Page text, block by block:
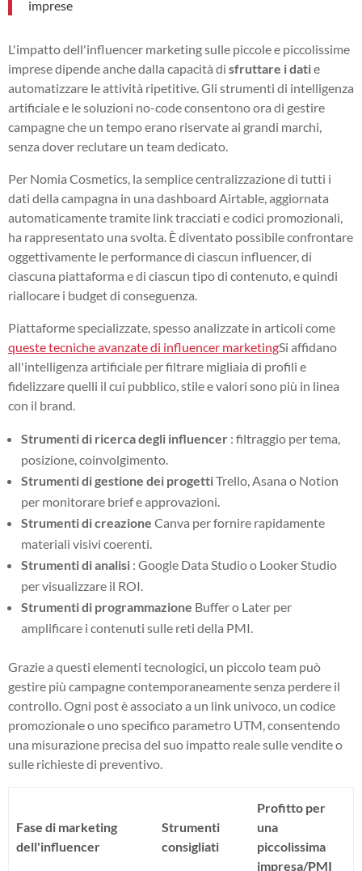
imprese
L'impatto dell'influencer marketing sulle piccole e piccolissime
imprese dipende anche dalla capacità di sfruttare i datie
automatizzare le attività ripetitive. Gli strumenti di intelligenza
artificiale e le soluzioni no-code consentono ora di gestire
campagne che un tempo erano riservate ai grandi marchi,
senza dover reclutare un team dedicato.
Per Nomia Cosmetics, la semplice centralizzazione di tutti i
dati della campagna in una dashboard Airtable, aggiornata
automaticamente tramite link tracciati e codici promozionali,
ha rappresentato una svolta. È diventato possibile confrontare
oggettivamente le performance di ciascun influencer, di
ciascuna piattaforma e di ciascun tipo di contenuto, e quindi
riallocare i budget di conseguenza.
Piattaforme specializzate, spesso analizzate in articoli come
queste tecniche avanzate di influencer marketingSi affidano
all'intelligenza artificiale per filtrare migliaia di profili e
fidelizzare quelli il cui pubblico, stile e valori sono più in linea
con il brand.
Strumenti di ricerca degli influencer : filtraggio per tema,
posizione, coinvolgimento.
Strumenti di gestione dei progettiTrello, Asana o Notion
per monitorare brief e approvazioni.
Strumenti di creazione Canva per fornire rapidamente
materiali visivi coerenti.
Strumenti di analisi : Google Data Studio o Looker Studio
per visualizzare il ROI.
Strumenti di programmazione Buffer o Later per
amplificare i contenuti sulle reti della PMI.
Grazie a questi elementi tecnologici, un piccolo team può
gestire più campagne contemporaneamente senza perdere il
controllo. Ogni post è associato a un link univoco, un codice
promozionale o uno specifico parametro UTM, consentendo
una misurazione precisa del suo impatto reale sulle vendite o
sulle richieste di preventivo.
Fase di marketing
dell'influencer
Strumenti
consigliati
Profitto per
una
piccolissima
impresa/PMI